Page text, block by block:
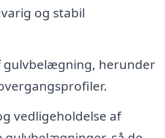
og stabil
gulvbelægning, herunder
vedligeholdelse af